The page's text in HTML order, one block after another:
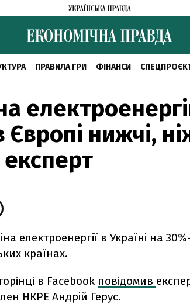
ПРАВИЛА ГРИ ФІНАНСИ
Європі нижчі,
експерт
електроенергії в Україні на
країнах.
в Facebook повідомив
НКРЕ Андрій Герус.